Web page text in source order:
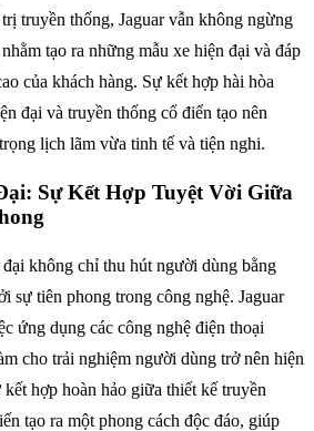
truyền thống, Jaguar vẫn không ngừng
tạo ra những mẫu xe hiện đại và đáp
của khách hàng. Sự kết hợp hài hòa
đại và truyền thống cổ điển tạo nên
lịch lãm vừa tinh tế và tiện nghi.
Sự Kết Hợp Tuyệt Vời Giữa
không chỉ thu hút người dùng bằng
sự tiên phong trong công nghệ. Jaguar
ứng dụng các công nghệ điện thoại
cho trải nghiệm người dùng trở nên hiện
hợp hoàn hảo giữa thiết kế truyền
tạo ra một phong cách độc đáo, giúp